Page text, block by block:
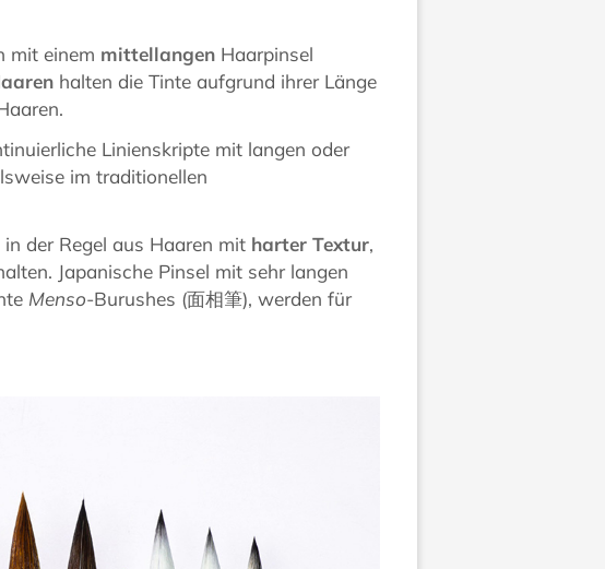
mit einem mittellangen Haarpinsel
halten die Tinte aufgrund ihrer Länge
Linienskripte mit langen oder
im traditionellen
der Regel aus Haaren mit harter Textur,
Japanische Pinsel mit sehr langen
Menso-Burushes (面相筆), werden für